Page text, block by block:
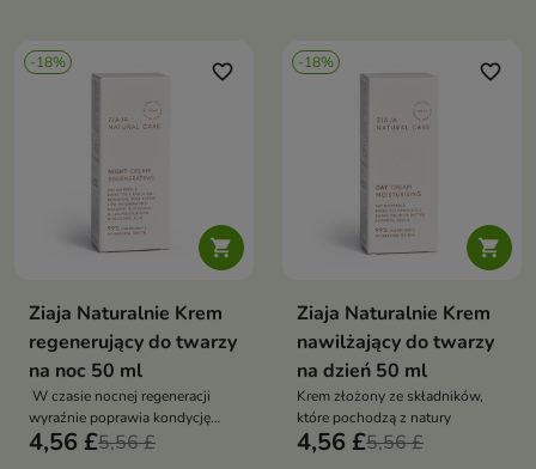
-18%

favorite_border
Ziaja Naturalnie Krem
regenerujący do twarzy
na noc 50 ml
W czasie nocnej regeneracji
wyraźnie poprawia kondycję
skóry
4,56 £5,56 £
-18%

favorite_border
Ziaja Naturalnie Krem
nawilżający do twarzy
na dzień 50 ml
Krem złożony ze składników,
które pochodzą z natury
4,56 £5,56 £